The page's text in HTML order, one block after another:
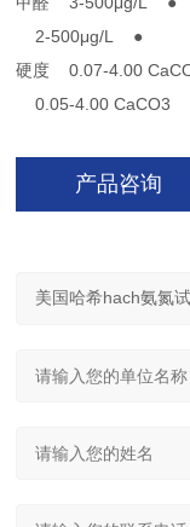
2-500μg/L ●
硬度 0.07-4.00
0.05-4.00
产品咨询